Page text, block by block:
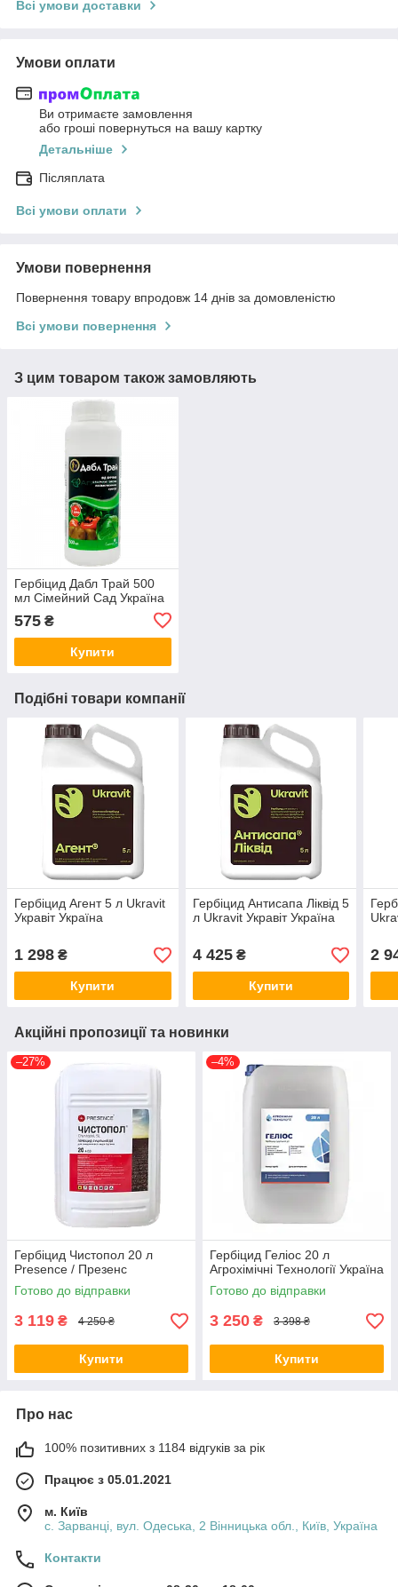
Всі умови доставки
Умови оплати
Ви отримаєте замовлення
або гроші повернуться на вашу картку
Детальніше
Післяплата
Всі умови оплати
Умови повернення
Повернення товару впродовж 14 днів за домовленістю
Всі умови повернення
З цим товаром також замовляють
Гербіцид Дабл Трай 500
мл Сімейний Сад Україна
575 ₴
Купити
Подібні товари компанії
Гербіцид Агент 5 л Ukravit
Укравіт Україна
1 298 ₴
Купити
Гербіцид Антисапа Ліквід 5
л Ukravit Укравіт Україна
4 425₴
Купити
2
Акційні пропозиції та новинки
–27%
Гербіцид Чистопол 20 л
Presence / Презенс
Готово до відправки
3 119 ₴ 4 250 ₴
Купити
–4%
Гербіцид Геліос 20 л
Агрохімічні Технології Україна
Готово до відправки
3 250 ₴ 3 398 ₴
Купити
Про нас
100% позитивних з 1184 відгуків за рік
Працює з 05.01.2021
м. Київ
с. Зарванці, вул. Одеська, 2 Вінницька обл., Київ, Україна
Контакти